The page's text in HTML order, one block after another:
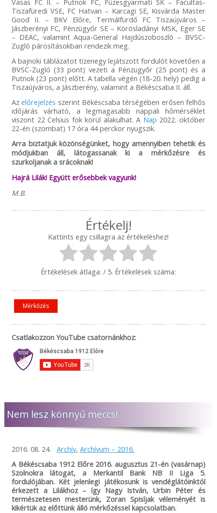
Tiszafüredi VSE, FC Hatvan – Karcagi SE, Kisvárda Master
Good II. – BKV Előre, Termálfürdő FC Tiszaújváros –
Jászberényi FC, Pénzügyőr SE – Körösladányi MSK, Eger SE
– DEAC, valamint Aqua-General Hajdúszoboszló – BVSC-
Zugló párosításokban rendezik meg.
A bajnoki táblázatot tizenegy lejátszott fordulót követően a
BVSC-Zugló (33 pont) vezeti a Pénzügyőr (25 pont) és a
Putnok (23 pont) előtt. A tabella végén (18-20. hely) pedig a
Tiszaújváros, a Jászberény, valamint a Békéscsaba II. áll.
Azelőrejelzés szerint Békéscsaba térségében erősen felhős
időjárás várható, a legmagasabb nappali hőmérséklet
viszont 22 Celsius fok körül alakulhat. A Nap 2022. október
22-én (szombat) 17 óra 44 perckor nyugszik.
Arra biztatjuk közönségünket, hogy amennyiben tehetik és
módjukban áll, látogassanak ki a mérkőzésre és
szurkoljanak a srácoknak!
Hajrá Lilák! Együtt erősebbek vagyunk!
M.B.
Értékelj!
Kattints egy csillagra az értékeléshez!
Értékelések átlaga:/ 5. Értékelések száma:
Mérkőzés
Csatlakozzon YouTube csatornánkhoz:
Nem lesz könnyű meccs!
2016. 08. 24. Archív, Archívum – 2016.
A Békéscsaba 1912 Előre 2016. augusztus 21-én (vasárnap)
Szolnokra látogat, a Merkantil Bank NB II Liga 5.
fordulójában. Két jelenlegi játékosunk is vendéglátóinktól
érkezett a Lilákhoz – így Nagy István, Urbin Péter és
természetesen mesterünk, Zoran Spisljak véleményét is
kikértük az előttünk álló mérkőzéssel kapcsolatban.